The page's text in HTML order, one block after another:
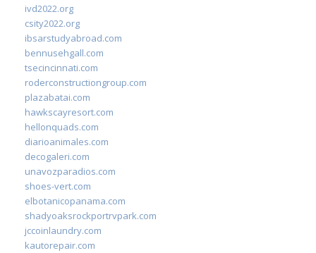
ivd2022.org
csity2022.org
ibsarstudyabroad.com
bennusehgall.com
tsecincinnati.com
roderconstructiongroup.com
plazabatai.com
hawkscayresort.com
hellonquads.com
diarioanimales.com
decogaleri.com
unavozparadios.com
shoes-vert.com
elbotanicopanama.com
shadyoaksrockportrvpark.com
jccoinlaundry.com
kautorepair.com